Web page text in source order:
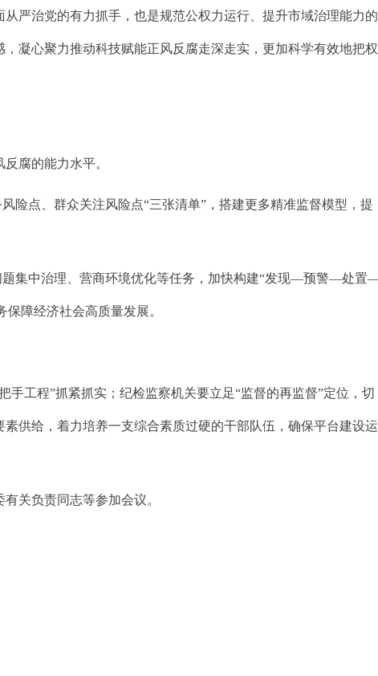
严治党的有力抓手，也是规范公权力运行、提升市域治理能力的
凝心聚力推动科技赋能正风反腐走深走实，更加科学有效地把权
腐的能力水平。
险点、群众关注风险点“三张清单”，搭建更多精准监督模型，提
题集中治理、营商环境优化等任务，加快构建“发现—预警—处置
障经济社会高质量发展。
工程”抓紧抓实；纪检监察机关要立足“监督的再监督”定位，切
供给，着力培养一支综合素质过硬的干部队伍，确保平台建设运
关负责同志等参加会议。